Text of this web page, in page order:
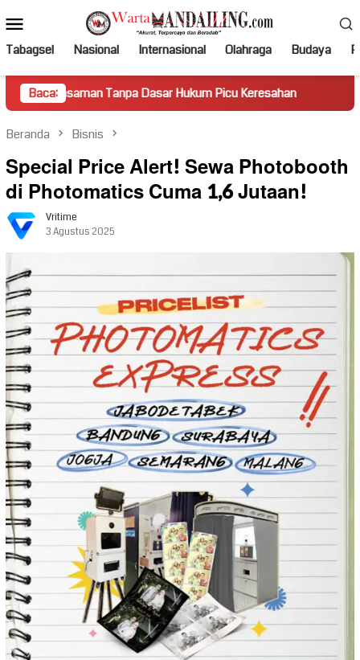
ke
kontenMobile
Tabagsel Nasional Internasional Olahraga Budaya
Baca:
Tanpa Dasar Hukum Picu Keresahan Truk Miring
Beranda Bisnis
Special Price Alert! Sewa Photobooth
di Photomatics Cuma 1,6 Jutaan!
Vritime
3 Agustus 2025